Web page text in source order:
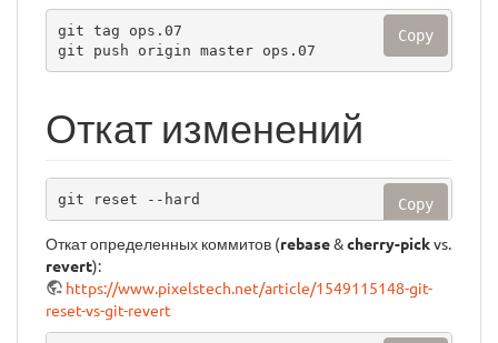
git tag ops.07
git push origin master ops.07
Copy
Откат изменений
git reset --hard Copy
Откат определенных коммитов (rebase&cherry-pickvs.
revert):
https://www.pixelstech.net/article/1549115148-git-
reset-vs-git-revert